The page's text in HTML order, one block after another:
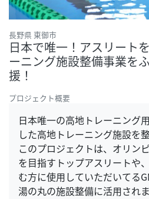
長野県 東御市
日本で唯一！アスリート
ーニング施設整備事業を
援！
プロジェクト概要
日本唯一の高地トレーニング
した高地トレーニング施設を整
このプロジェクトは、オリン
を目指すトップアスリートや
む方に使用していただいてる
湯の丸の施設整備に活用されま